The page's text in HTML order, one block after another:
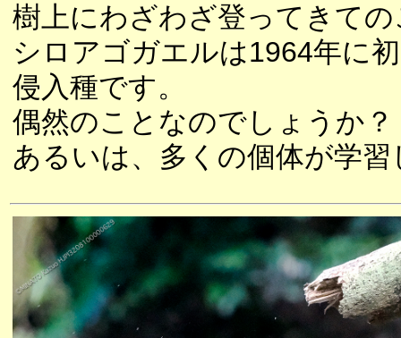
樹上にわざわざ登ってきて
シロアゴガエルは1964年に
侵入種です。
偶然のことなのでしょうか？
あるいは、多くの個体が学